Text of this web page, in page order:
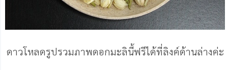
ดาวโหลดรูปรวมภาพดอกมะลินี้ฟรีได้ที่ลิงค์ด้านล่างค่ะ